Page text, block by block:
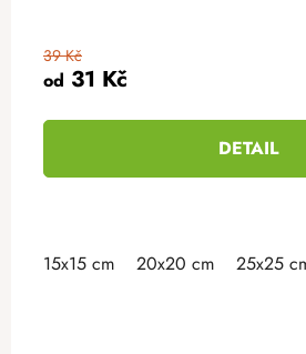
od 31 Kč
39 Kč
DETAIL
15x15 cm 20x20 cm 25x25